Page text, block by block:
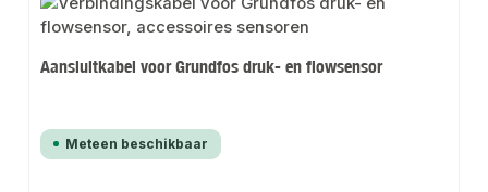
Aansluitkabel voor Grundfos druk- en flowsensor
Meteen beschikbaar